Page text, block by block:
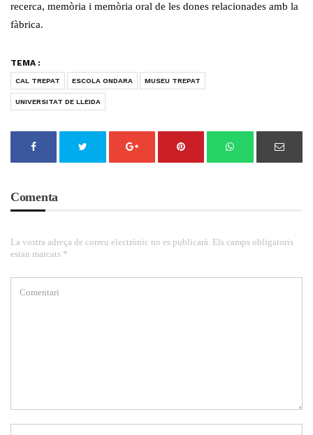
recerca, memòria i memòria oral de les dones relacionades amb la
fàbrica.
TEMA :
CAL TREPAT ESCOLA ONDARA MUSEU TREPAT
UNIVERSITAT DE LLEIDA
Comenta
La vostra adreça de correu electrònic no es publicarà. Els camps obligatoris
estan marcats *